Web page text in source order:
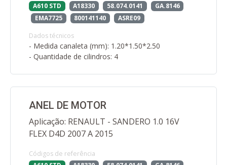
A610 STD
A18330 58.074.0141
GA.8146
EMA7725
800141140 ASRE09
Dados técnicos
- Medida canaleta (mm): 1.20*1.50*2.50
- Quantidade de cilindros: 4
ANEL DE MOTOR
Aplicação: RENAULT - SANDERO 1.0 16V
FLEX D4D 2007 A 2015
Códigos de referência